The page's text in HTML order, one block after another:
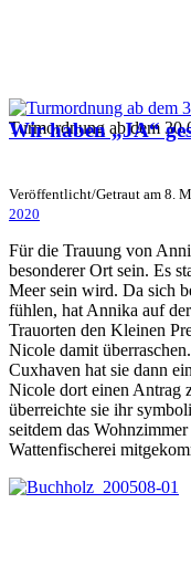
Turmordnung ab dem
Wir haben „JA“
Veröffentlicht/Getraut am 8.
2020
Für die Trauung von
besonderer Ort sein. Es
Meer sein wird. Da sich
fühlen, hat Annika auf
Trauorten den Kleinen
Nicole damit
Cuxhaven hat sie dann
Nicole dort einen Antrag
überreichte sie ihr
seitdem das
Wattenfischerei